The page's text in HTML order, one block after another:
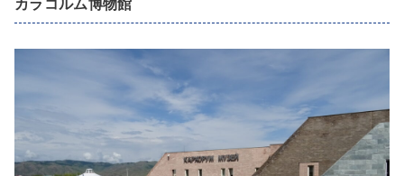
カラコルム博物館